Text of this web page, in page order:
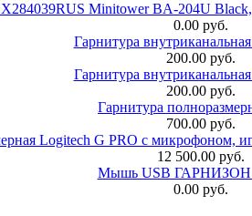
Minitower BA-204U
0.00 руб.
Гарнитура
200.00 руб.
Гарнитура
200.00 руб.
Гарнитура
700.00 руб.
Logitech G PRO с микрофоном,
12 500.00 руб.
Мышь USB ГАРНИЗОН
0.00 руб.